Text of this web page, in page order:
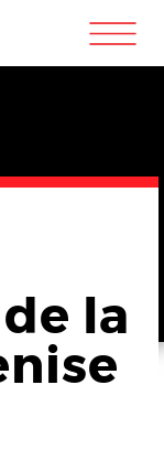
m
la